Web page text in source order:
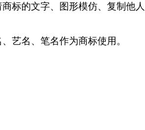
标的文字、图形模仿、复制他
艺名、笔名作为商标使用。